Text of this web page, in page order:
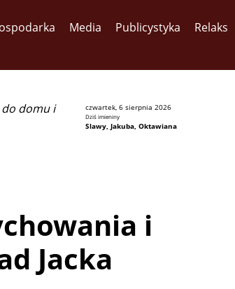
Media Publicystyka Relaks
do domu i
czwartek, 6 sierpnia 2026
Dziś imieniny
Slawy, Jakuba, Oktawiana
i
Jacka